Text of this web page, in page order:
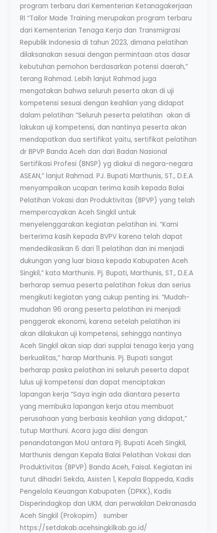
program terbaru dari Kementerian Ketanagakerjaan
RI “Tailor Made Training merupakan program terbaru
dari Kementerian Tenaga Kerja dan Transmigrasi
Republik Indonesia di tahun 2023, dimana pelatihan
dilaksanakan sesuai dengan permintaan atas dasar
kebutuhan pemohon berdasarkan potensi daerah,”
terang Rahmad. Lebih lanjut Rahmad juga
mengatakan bahwa seluruh peserta akan di uji
kompetensi sesuai dengan keahlian yang didapat
dalam pelatihan “Seluruh peserta pelatihan akan di
lakukan uji kompetensi, dan nantinya peserta akan
mendapatkan dua sertifikat yaitu, sertifikat pelatihan
dr BPVP Banda Aceh dan dari Badan Nasional
Sertifikasi Profesi (BNSP) yg diakui di negara-negara
ASEAN,” lanjut Rahmad. PJ. Bupati Marthunis, ST., D.E.A
menyampaikan ucapan terima kasih kepada Balai
Pelatihan Vokasi dan Produktivitas (BPVP) yang telah
mempercayakan Aceh Singkil untuk
menyelenggarakan kegiatan pelatihan ini. “Kami
berterima kasih kepada BVPV karena telah dapat
mendedikasikan 6 dari 11 pelatihan dan ini menjadi
dukungan yang luar biasa kepada Kabupaten Aceh
Singkil,” kata Marthunis. Pj. Bupati, Marthunis, ST., D.E.A
berharap semua peserta pelatihan fokus dan serius
mengikuti kegiatan yang cukup penting ini. “Mudah-
mudahan 96 orang peserta pelatihan ini menjadi
penggerak ekonomi, karena setelah pelatihan ini
akan dilakukan uji kompetensi, sehingga nantinya
Aceh Singkil akan siap dari supplai tenaga kerja yang
berkualitas,” harap Marthunis. Pj. Bupati sangat
berharap paska pelatihan ini seluruh peserta dapat
lulus uji kompetensi dan dapat menciptakan
lapangan kerja “Saya ingin ada diantara peserta
yang membuka lapangan kerja atau membuat
perusahaan yang berbasis keahlian yang didapat,”
tutup Marthuni. Acara juga diisi dengan
penandatangan MoU antara Pj. Bupati Aceh Singkil,
Marthunis dengan Kepala Balai Pelatihan Vokasi dan
Produktivitas (BPVP) Banda Aceh, Faisal. Kegiatan ini
turut dihadiri Sekda, Asisten 1, Kepala Bappeda, Kadis
Pengelola Keuangan Kabupaten (DPKK), Kadis
Disperindagkop dan UKM, dan perwakilan Dekranasda
Aceh Singkil (Prokopim) sumber
https://setdakab.acehsingkilkab.go.id/